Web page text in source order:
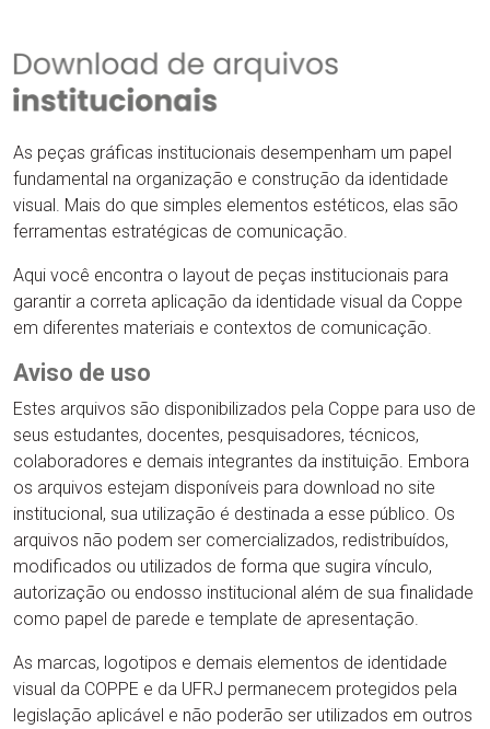
As peças gráficas institucionais desempenham um papel
fundamental na organização e construção da identidade
visual. Mais do que simples elementos estéticos, elas são
ferramentas estratégicas de comunicação.
Aqui você encontra o layout de peças institucionais para
garantir a correta aplicação da identidade visual da Coppe
em diferentes materiais e contextos de comunicação.
Aviso de uso
Estes arquivos são disponibilizados pela Coppe para uso de
seus estudantes, docentes, pesquisadores, técnicos,
colaboradores e demais integrantes da instituição. Embora
os arquivos estejam disponíveis para download no site
institucional, sua utilização é destinada a esse público. Os
arquivos não podem ser comercializados, redistribuídos,
modificados ou utilizados de forma que sugira vínculo,
autorização ou endosso institucional além de sua finalidade
como papel de parede e template de apresentação.
As marcas, logotipos e demais elementos de identidade
visual da COPPE e da UFRJ permanecem protegidos pela
legislação aplicável e não poderão ser utilizados em outros